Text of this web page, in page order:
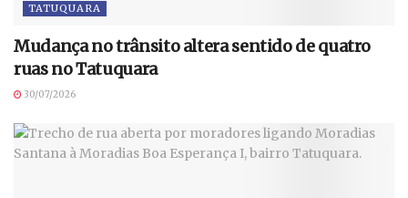
TATUQUARA
Mudança no trânsito altera sentido de quatro
ruas no Tatuquara
30/07/2026